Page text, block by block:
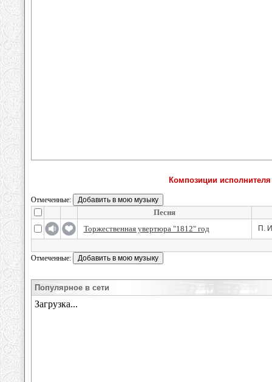
Композиции
Отмеченные:
Песня
Торжественная увертюра "1812" год
П.
Отмеченные:
Популярное в сети